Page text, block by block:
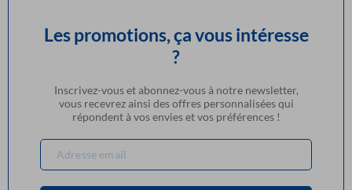
Les promotions, ça vous intéresse
?
Inscrivez-vous et abonnez-vous à notre newsletter,
vous recevrez ainsi des offres personnalisées qui
répondent à vos envies et vos préférences !